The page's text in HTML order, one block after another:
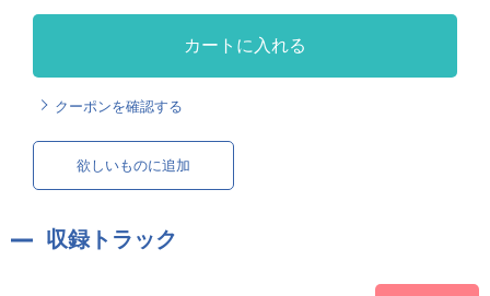
カートに入れる
クーポンを確認する
欲しいものに追加
収録トラック